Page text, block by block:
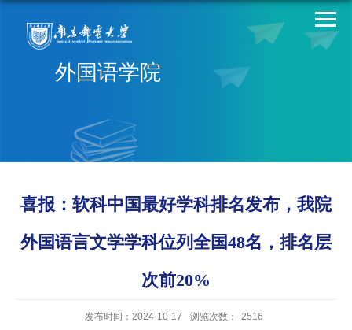
外国语学院
喜报：软科中国最好学科排名发布，我院
外国语言文学学科位列全国48名，排名层
次前20%
发布时间：2024-10-17 浏览次数： 2516